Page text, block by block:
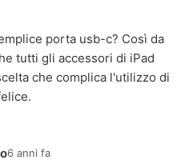
porta usb-c? Così da
tutti gli accessori di iPad
che complica l'utilizzo di
6 anni fa